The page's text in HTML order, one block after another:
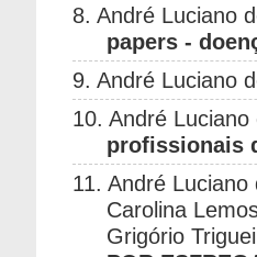
8. André Luciano
papers -
9. André Luciano
10. André
profissionais
11. André
Carolina
Grigório